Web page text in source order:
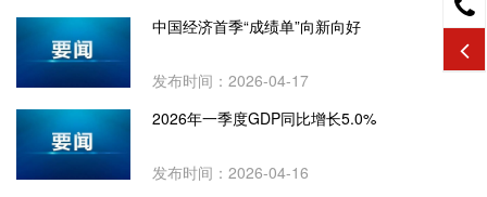
中国经济首季“成绩单”向新向好
发布时间：2026-04-17
2026年一季度GDP同比增长5.0%
发布时间：2026-04-16